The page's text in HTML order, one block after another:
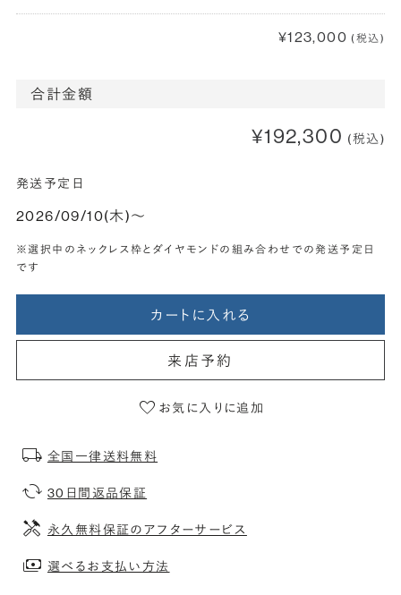
¥123,000 (税込)
合計金額
¥192,300 (税込)
発送予定日
2026/09/10(木)〜
※選択中のネックレス枠とダイヤモンドの組み合わせでの発送予定日
です
カートに入れる
来店予約
お気に入りに追加
全国一律送料無料
30日間返品保証
永久無料保証のアフターサービス
選べるお支払い方法